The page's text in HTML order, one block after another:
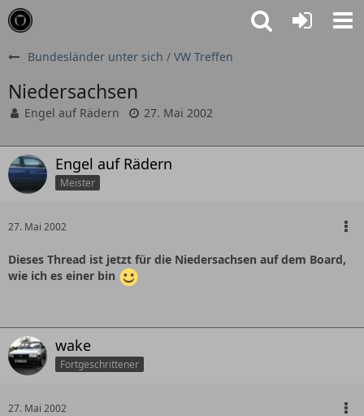
Bundesländer unter sich / VW Treffen
Niedersachsen
Engel auf Rädern 27. Mai 2002
Engel auf Rädern
Meister
27. Mai 2002
Dieses Thread ist jetzt für die Niedersachsen auf dem Board,
wie ich es einer bin
wake
Fortgeschrittener
27. Mai 2002